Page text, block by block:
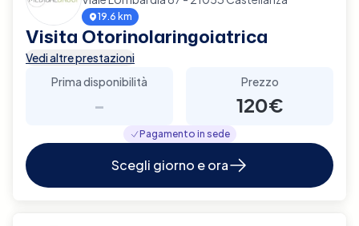
19.6 km
Visita Otorinolaringoiatrica
Vedi altre prestazioni
Prima disponibilità
-
Prezzo
120€
Pagamento in sede
Scegli giorno e ora